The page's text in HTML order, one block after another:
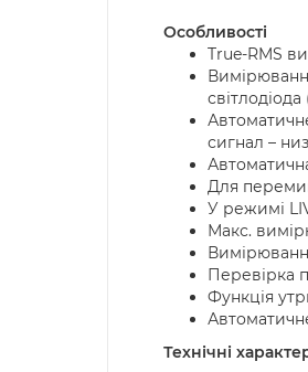
Особливості
True-RMS
сигнал –
Для
У режимі
Макс.
Перевірка
Функція
Технічні